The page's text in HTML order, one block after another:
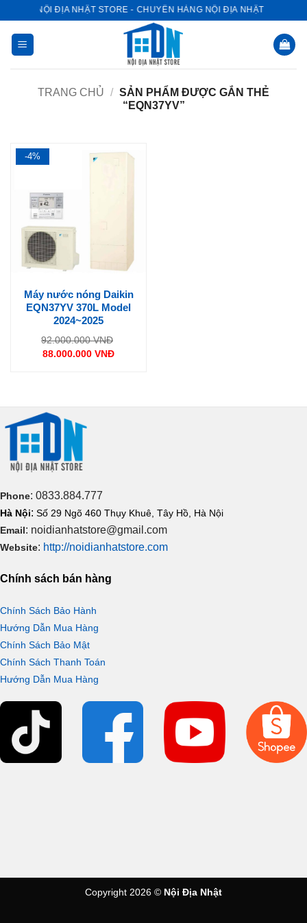
dung
NỘI ĐỊA NHẬT STORE - CHUYÊN HÀNG NỘI ĐỊA NHẬT
TRANG CHỦ / SẢN PHẨM ĐƯỢC GẮN THẺ
“EQN37YV”
-4%
Máy nước nóng Daikin
EQN37YV 370L Model
2024~2025
92.000.000VNĐ
88.000.000 VNĐ
Phone: 0833.884.777
Hà Nội: Số 29 Ngõ 460 Thụy Khuê, Tây Hồ, Hà Nội
Email: noidianhatstore@gmail.com
Website: http://noidianhatstore.com
Chính sách bán hàng
Chính Sách Bảo Hành
Hướng Dẫn Mua Hàng
Chính Sách Bảo Mật
Chính Sách Thanh Toán
Hướng Dẫn Mua Hàng
Copyright 2026 © Nội Địa Nhật